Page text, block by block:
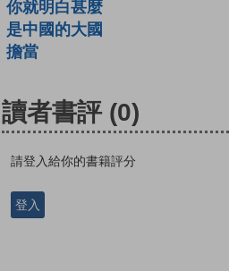
你就明白甚麼
是中國的大國
擔當
讀者書評 (0)
請登入給你的書籍評分
登入